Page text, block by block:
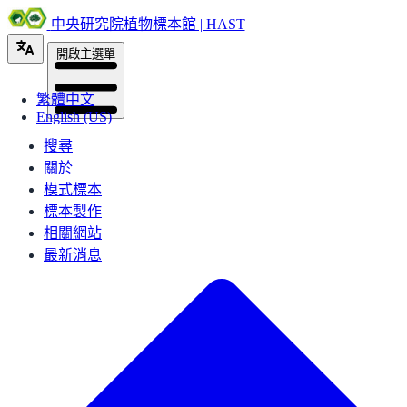
中央研究院植物標本館 | HAST
繁體中文
English (US)
開啟主選單
搜尋
關於
模式標本
標本製作
相關網站
最新消息